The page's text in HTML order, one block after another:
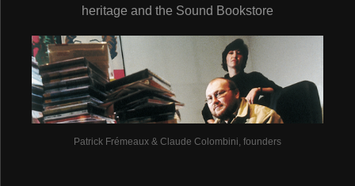
heritage and the Sound Bookstore
Patrick Frémeaux & Claude Colombini, founders